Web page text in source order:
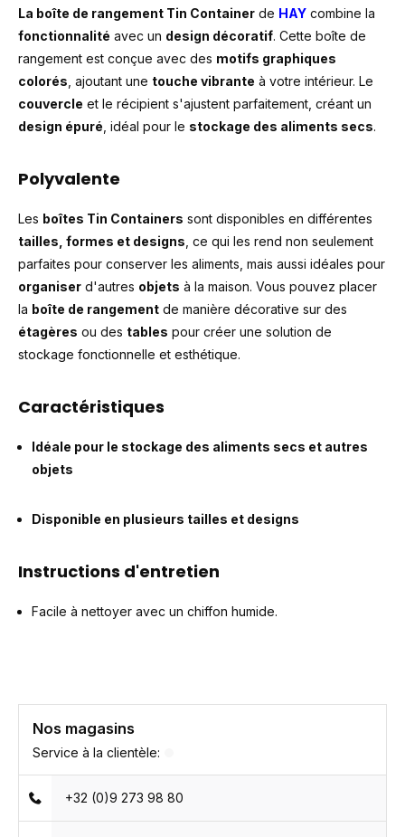
La boîte de rangement Tin Container de HAY combine la
fonctionnalité avec un design décoratif. Cette boîte de
rangement est conçue avec des motifs graphiques
colorés , ajoutant une touche vibrante à votre intérieur. Le
couvercle et le récipient s'ajustent parfaitement, créant un
design épuré , idéal pour le stockage des aliments secs.
Polyvalente
Les boîtes Tin Containers sont disponibles en différentes
tailles, formes et designs , ce qui les rend non seulement
parfaites pour conserver les aliments, mais aussi idéales pour
organiser d'autres objets à la maison. Vous pouvez placer
la boîte de rangement de manière décorative sur des
étagères ou des tables pour créer une solution de
stockage fonctionnelle et esthétique.
Caractéristiques
Idéale pour le stockage des aliments secs et autres
objets
Disponible en plusieurs tailles et designs
Instructions d'entretien
Facile à nettoyer avec un chiffon humide.
Nos magasins
Service à la clientèle:
+32 (0)9 273 98 80